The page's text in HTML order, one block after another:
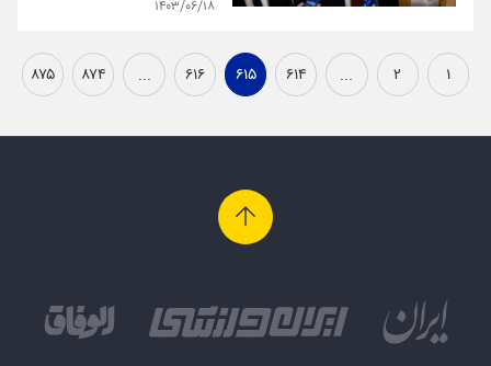
۱۴۰۳/۰۶/۱۸
۱ ۲ ... ۶۱۴ ۶۱۵ ۶۱۶ ... ۸۷۴ ۸۷۵